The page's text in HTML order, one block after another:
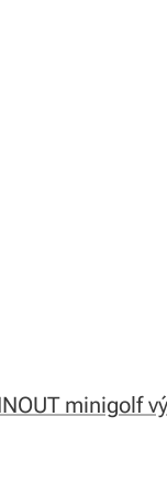
minigolf